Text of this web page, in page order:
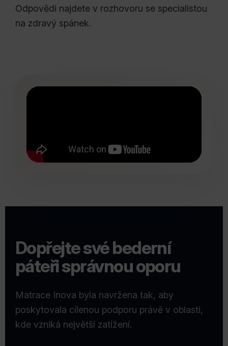
Odpovědi najdete v rozhovoru se specialistou
na zdravý spánek.
Dopřejte své bederní
páteři správnou oporu
Matrace Inova byla navržena tak, aby
poskytovala cílenou podporu právě v oblasti,
kde vzniká největší zatížení.